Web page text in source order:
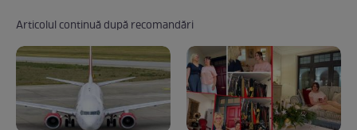
Articolul continuă după recomandări